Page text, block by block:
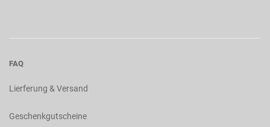
FAQ
Lierferung & Versand
Geschenkgutscheine